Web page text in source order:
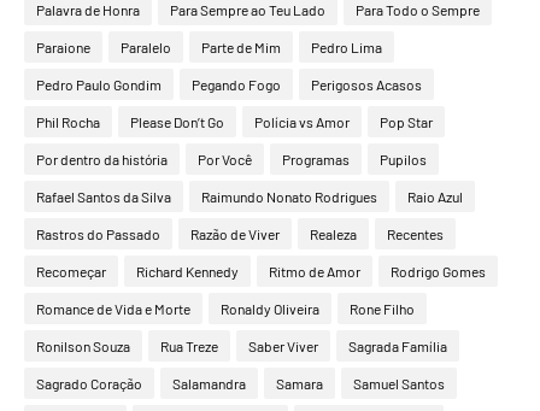
Palavra de Honra Para Sempre ao Teu Lado Para Todo o Sempre
Paraione Paralelo Parte de Mim Pedro Lima
Pedro Paulo Gondim Pegando Fogo Perigosos Acasos
Phil Rocha Please Don’t Go Polícia vs Amor Pop Star
Por dentro da história Por Você Programas Pupilos
Rafael Santos da Silva Raimundo Nonato Rodrigues Raio Azul
Rastros do Passado Razão de Viver Realeza Recentes
Recomeçar Richard Kennedy Ritmo de Amor Rodrigo Gomes
Romance de Vida e Morte Ronaldy Oliveira Rone Filho
Ronilson Souza Rua Treze Saber Viver Sagrada Família
Sagrado Coração Salamandra Samara Samuel Santos